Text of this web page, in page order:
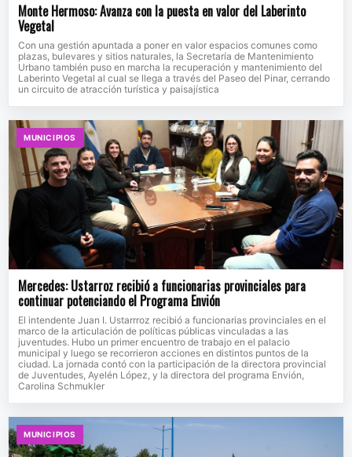
Monte Hermoso: Avanza con la puesta en valor del Laberinto
Vegetal
Con una gestión apuntada a poner en valor espacios comunes como
plazas, bulevares y sitios naturales, la Secretaría de Mantenimiento
Urbano también puso en marcha la recuperación y mantenimiento del
Laberinto Vegetal al cual se llega a través del Paseo del Pinar, cerrando
un circuito de atracción turística y paisajística
MUNICIPIOS
Mercedes: Ustarroz recibió a funcionarias provinciales para
continuar potenciando el Programa Envión
El intendente Juan I. Ustarrroz recibió a funcionarias provinciales en el
marco de la articulación de políticas públicas vinculadas a las
juventudes. Hubo un primer encuentro de trabajo en el palacio
municipal y luego se recorrieron acciones en distintos puntos de la
ciudad. La jornada contó con la participación de la directora provincial
de Juventudes, Ayelén López, y la directora del programa Envión,
Carolina Schmukler
MUNICIPIOS